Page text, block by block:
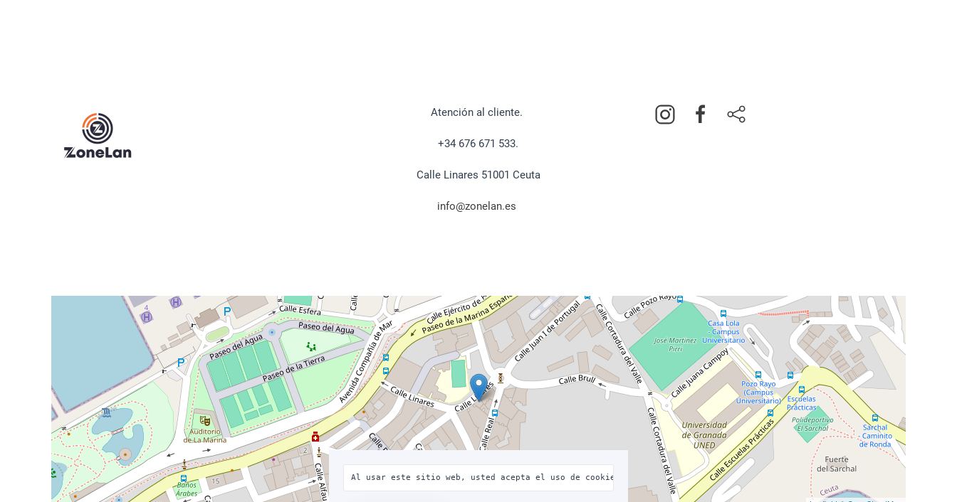
Atención al cliente.
+34 676 671 533.
Calle Linares 51001 Ceuta
info@zonelan.es
Al usar este sitio web, usted acepta el uso de cookies como se describe en nuestra Política de privacidad.